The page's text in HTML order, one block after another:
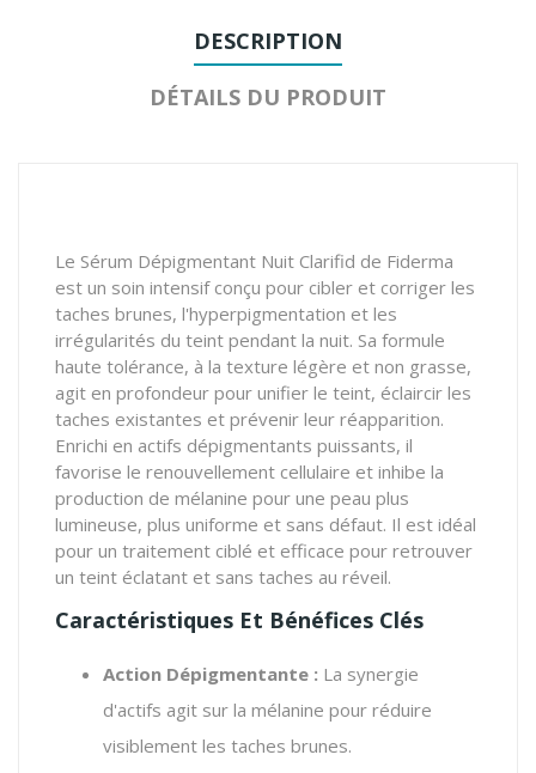
DESCRIPTION
DÉTAILS DU PRODUIT
Le Sérum Dépigmentant Nuit Clarifid de Fiderma
est un soin intensif conçu pour cibler et corriger les
taches brunes, l'hyperpigmentation et les
irrégularités du teint pendant la nuit. Sa formule
haute tolérance, à la texture légère et non grasse,
agit en profondeur pour unifier le teint, éclaircir les
taches existantes et prévenir leur réapparition.
Enrichi en actifs dépigmentants puissants, il
favorise le renouvellement cellulaire et inhibe la
production de mélanine pour une peau plus
lumineuse, plus uniforme et sans défaut. Il est idéal
pour un traitement ciblé et efficace pour retrouver
un teint éclatant et sans taches au réveil.
Caractéristiques Et Bénéfices Clés
Action Dépigmentante : La synergie
d'actifs agit sur la mélanine pour réduire
visiblement les taches brunes.